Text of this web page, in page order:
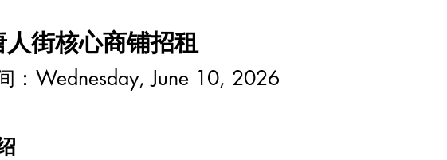
街核心商铺招租
： Wednesday, June 10, 2026